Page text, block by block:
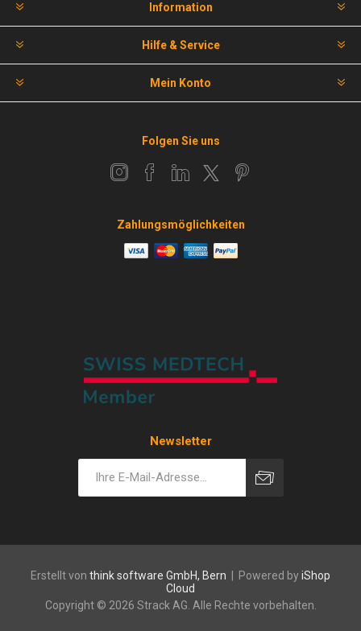
Information
Hilfe & Service
Mein Konto
Folgen Sie uns
Zahlungsmöglichkeiten
Newsletter
Erstellt von think software GmbH, Bern | Powered byiShop
Cloud
Copyright © 2026 Strack AG. Alle Rechte vorbehalten.